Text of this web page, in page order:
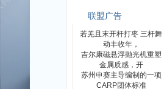
联盟广告
若羌且末开杆打枣 三杆舞
动丰收年，
吉尔康磁悬浮抛光机重塑
金属质感，开
苏州申赛主导编制的一项
CARP团体标准